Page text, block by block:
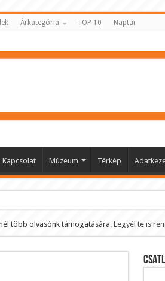
Árkategória TOP 10 Naptár
Kapcsolat Múzeum Térkép
több olvasónk támogatására. Legyél te is